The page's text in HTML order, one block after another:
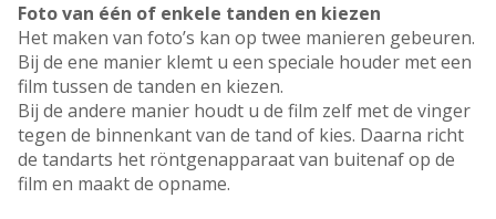
Foto van één of enkele tanden en kiezen
Het maken van foto’s kan op twee manieren gebeuren.
Bij de ene manier klemt u een speciale houder met een
film tussen de tanden en kiezen.
Bij de andere manier houdt u de film zelf met de vinger
tegen de binnenkant van de tand of kies. Daarna richt
de tandarts het röntgenapparaat van buitenaf op de
film en maakt de opname.